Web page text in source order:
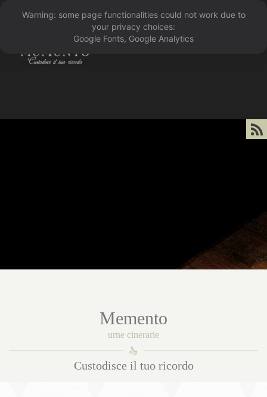
󰁖
Memento
urne cinerarie
󰀑
Custodisce il tuo ricordo
Warning: some page functionalities could not work due to
your privacy choices:
Google Fonts, Google Analytics
󰀰